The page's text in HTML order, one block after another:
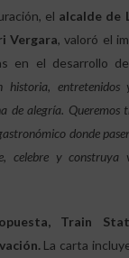
el alcalde de
Vergara, valoró el
en el desarrollo
historia,
de alegría. Queremos
donde
celebre y construya
Train
La carta